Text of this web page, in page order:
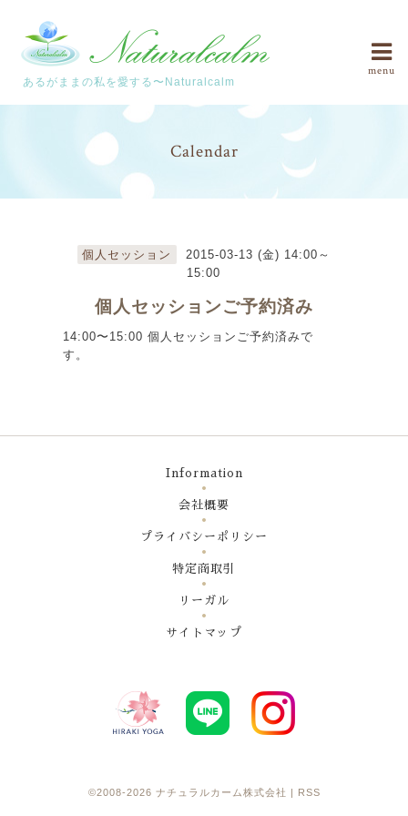
あるがままの私を愛する〜Naturalcalm
menu
Calendar
個人セッション
2015-03-13 (金) 14:00～
15:00
個人セッションご予約済み
14:00〜15:00 個人セッションご予約済みで
す。
Information
会社概要
プライバシーポリシー
特定商取引
リーガル
サイトマップ
©2008-2026 ナチュラルカーム株式会社 RSS